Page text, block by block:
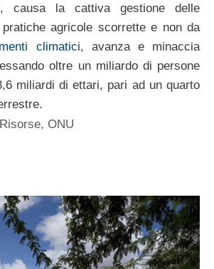
, causa la cattiva gestione delle
agricole scorrette e non da
climatici, avanza e minaccia
oltre un miliardo di persone
miliardi di ettari, pari ad un quarto
,ONU